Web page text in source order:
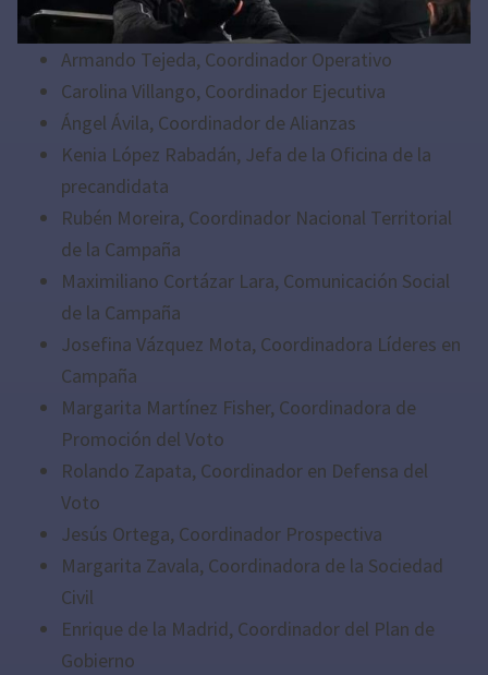
Armando Tejeda, Coordinador Operativo
Carolina Villango, Coordinador Ejecutiva
Ángel Ávila, Coordinador de Alianzas
Kenia López Rabadán, Jefa de la Oficina de la
precandidata
Rubén Moreira, Coordinador Nacional Territorial
de la Campaña
Maximiliano Cortázar Lara, Comunicación Social
de la Campaña
Josefina Vázquez Mota, Coordinadora Líderes en
Campaña
Margarita Martínez Fisher, Coordinadora de
Promoción del Voto
Rolando Zapata, Coordinador en Defensa del
Voto
Jesús Ortega, Coordinador Prospectiva
Margarita Zavala, Coordinadora de la Sociedad
Civil
Enrique de la Madrid, Coordinador del Plan de
Gobierno